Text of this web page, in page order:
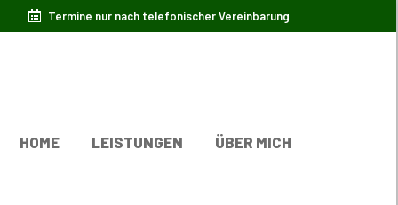
Termine nur nach telefonischer Vereinbarung
HOME LEISTUNGEN ÜBER MICH